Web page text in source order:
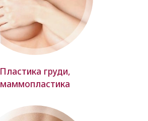
Пластика груди,
маммопластика